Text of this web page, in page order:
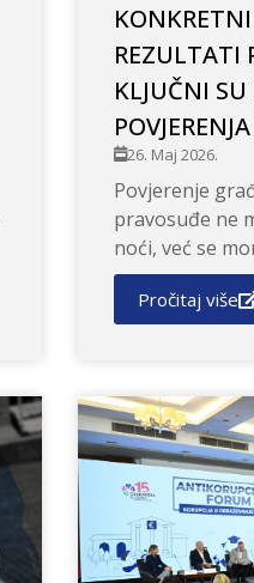
REZULTATI
KLJUČNI SU
26. Maj 2026.
Povjerenje
pravosuđe ne
noći, već se
Pročitaj više